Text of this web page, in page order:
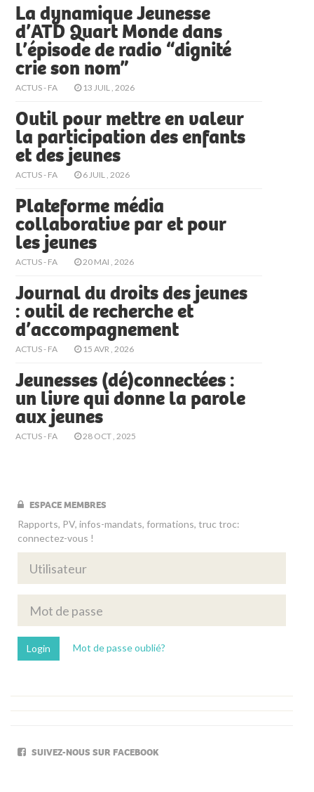
La dynamique Jeunesse
d’ATD Quart Monde dans
l’épisode de radio “dignité
crie son nom”
ACTUS - FA 13 JUIL , 2026
Outil pour mettre en valeur
la participation des enfants
et des jeunes
ACTUS - FA 6 JUIL , 2026
Plateforme média
collaborative par et pour
les jeunes
ACTUS - FA 20 MAI , 2026
Journal du droits des jeunes
: outil de recherche et
d’accompagnement
ACTUS - FA 15 AVR , 2026
Jeunesses (dé)connectées :
un livre qui donne la parole
aux jeunes
ACTUS - FA 28 OCT , 2025
ESPACE MEMBRES
Rapports, PV, infos-mandats, formations, truc troc:
connectez-vous !
Mot de passe oublié?
SUIVEZ-NOUS SUR FACEBOOK